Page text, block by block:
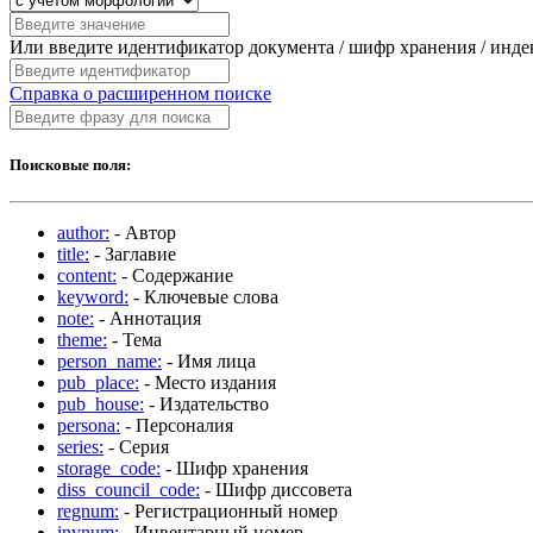
Или введите идентификатор документа / шифр хранения /
Справка о расширенном поиске
Поисковые поля:
author: - Автор
title: - Заглавие
content: - Содержание
keyword: - Ключевые слова
note: - Аннотация
theme: - Тема
person_name: - Имя лица
pub_place: - Место издания
pub_house: - Издательство
persona: - Персоналия
series: - Серия
storage_code: - Шифр хранения
diss_council_code: - Шифр диссовета
regnum: - Регистрационный номер